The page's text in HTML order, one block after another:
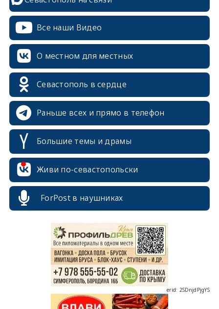
Все наши Видео
О местном для местных
Севастополь в сердце
Раньше всех и прямо в телефон
Большие темы и драмы
Живи по-севастопольски
ForPost в наушниках
erid: 2SDnjcrDNw6